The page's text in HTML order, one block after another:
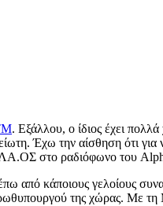
. Εξάλλου, ο ίδιος έχει πολλά
Έχω την αίσθηση ότι για
ΛΑ.ΟΣ στο ραδιόφωνο του
από κάποιους γελοίους
της χώρας. Με